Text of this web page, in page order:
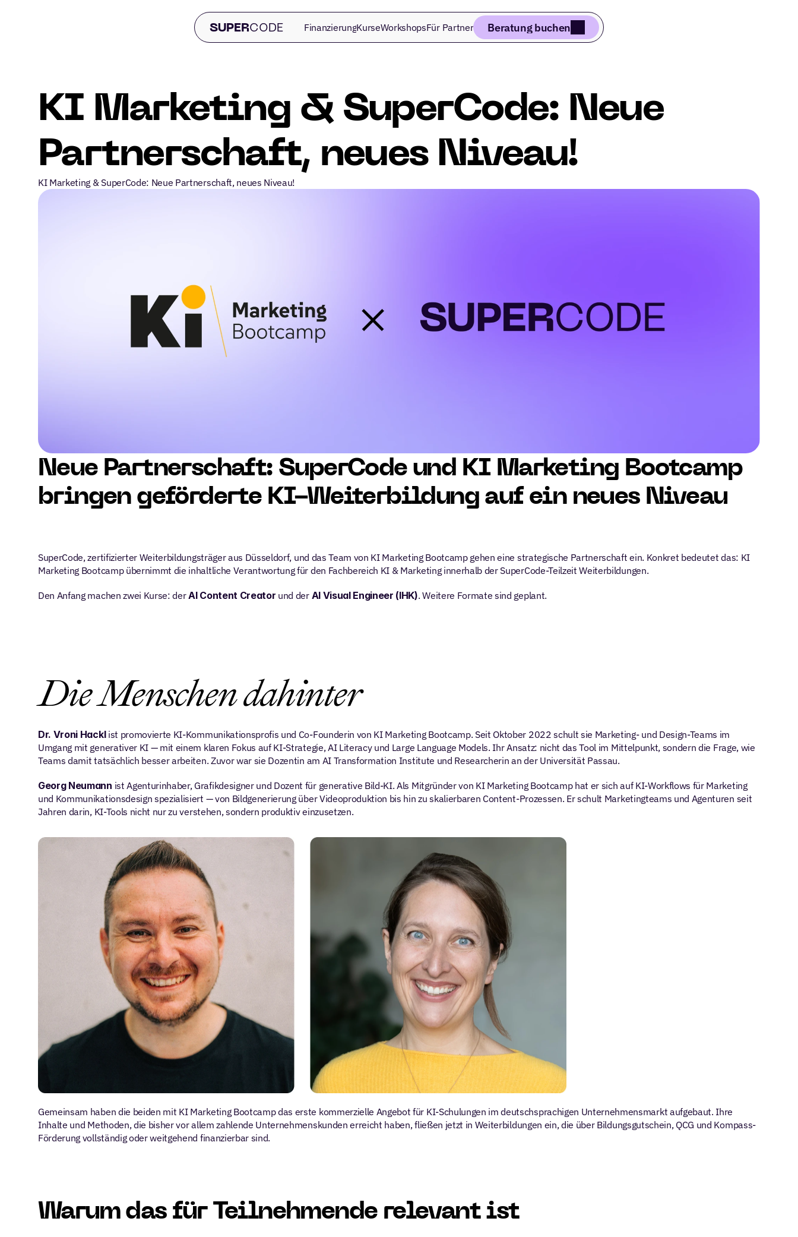
SUPERCODE FinanzierungKurseWorkshopsFür Partner Beratung buchen
KI Marketing & SuperCode: Neue
Partnerschaft, neues Niveau!
KI Marketing & SuperCode: Neue Partnerschaft, neues Niveau!
Neue Partnerschaft: SuperCode und KI Marketing Bootcamp
bringen geförderte KI-Weiterbildung auf ein neues Niveau
SuperCode, zertifizierter Weiterbildungsträger aus Düsseldorf, und das Team von KI Marketing Bootcamp gehen eine strategische Partnerschaft ein. Konkret bedeutet das: KI
Marketing Bootcamp übernimmt die inhaltliche Verantwortung für den Fachbereich KI & Marketing innerhalb der SuperCode-Teilzeit Weiterbildungen.
Den Anfang machen zwei Kurse: der AI Content Creator und der AI Visual Engineer (IHK). Weitere Formate sind geplant.
Die Menschen dahinter
Dr. Vroni Hackl ist promovierte KI-Kommunikationsprofis und Co-Founderin von KI Marketing Bootcamp. Seit Oktober 2022 schult sie Marketing- und Design-Teams im
Umgang mit generativer KI — mit einem klaren Fokus auf KI-Strategie, AI Literacy und Large Language Models. Ihr Ansatz: nicht das Tool im Mittelpunkt, sondern die Frage, wie
Teams damit tatsächlich besser arbeiten. Zuvor war sie Dozentin am AI Transformation Institute und Researcherin an der Universität Passau.
Georg Neumann ist Agenturinhaber, Grafikdesigner und Dozent für generative Bild-KI. Als Mitgründer von KI Marketing Bootcamp hat er sich auf KI-Workflows für Marketing
und Kommunikationsdesign spezialisiert — von Bildgenerierung über Videoproduktion bis hin zu skalierbaren Content-Prozessen. Er schult Marketingteams und Agenturen seit
Jahren darin, KI-Tools nicht nur zu verstehen, sondern produktiv einzusetzen.
Gemeinsam haben die beiden mit KI Marketing Bootcamp das erste kommerzielle Angebot für KI-Schulungen im deutschsprachigen Unternehmensmarkt aufgebaut. Ihre
Inhalte und Methoden, die bisher vor allem zahlende Unternehmenskunden erreicht haben, fließen jetzt in Weiterbildungen ein, die über Bildungsgutschein, QCG und Kompass-
Förderung vollständig oder weitgehend finanzierbar sind.
Warum das für Teilnehmende relevant ist